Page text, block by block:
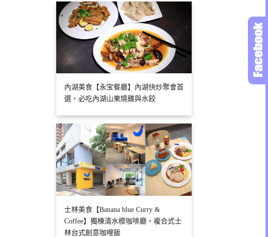
內湖美食【永宝餐廳】內湖快炒聚會首
選，必吃內湖山東燒雞與水餃
士林美食【Banana blue Curry &
Coffee】獨棟清水模咖啡廳，複合式士
林台式創意咖哩飯